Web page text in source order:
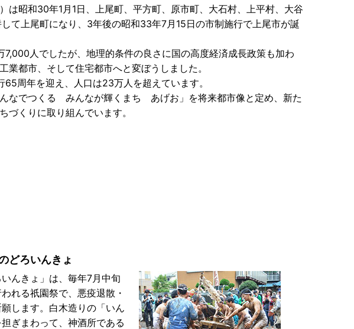
は昭和30年1月1日、上尾町、平方町、原市町、大石村、上平村、大谷
て上尾町になり、3年後の昭和33年7月15日の市制施行で上尾市が誕
7,000人でしたが、地理的条件の良さに国の高度経済成長政策も加わ
業都市、そして住宅都市へと変ぼうしました。
65周年を迎え、人口は23万人を超えています。
なでつくる みんなが輝くまち あげお」を将来都市像と定め、新た
づくりに取り組んでいます。
どろいんきょ
いんきょ」は、毎年7月中旬
れる祇園祭で、悪疫退散・
します。白木造りの「いん
ぎまわって、神酒所である